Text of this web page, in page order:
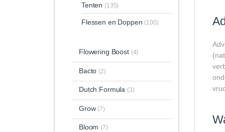
Tenten (135)
Flessen en Doppen (100)
Flowering Boost (4)
Bacto (2)
Dutch Formula (3)
Grow (7)
Bloom (7)